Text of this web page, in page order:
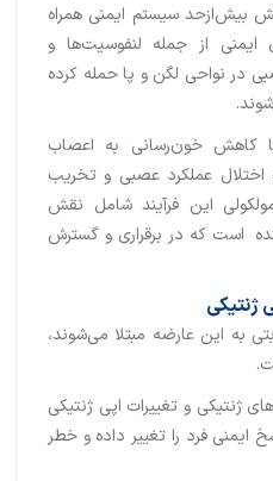
بیش‌ازحد سیستم ایمنی همراه
از جمله لنفوسیت‌ها و
در نواحی لگن و پا حمله کرده
کاهش خون‌رسانی به اعصاب
عملکرد عصبی و تخریب
این فرآیند شامل نقش
است که در برقراری و گسترش
ژنتیکی
به این عارضه مبتلا می‌شوند،
ژنتیکی و تغییرات اپی ژنتیکی
فرد را تغییر داده و خطر